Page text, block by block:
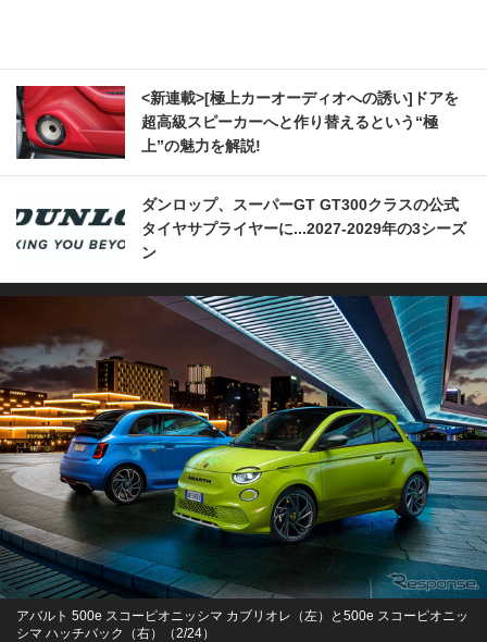
<新連載>[極上カーオーディオへの誘い]ドアを
超高級スピーカーへと作り替えるという“極
上”の魅力を解説!
ダンロップ、スーパーGT GT300クラスの公式
タイヤサプライヤーに...2027‐2029年の3シーズ
ン
アバルト 500e スコーピオニッシマ カブリオレ（左）と500e スコーピオニッ
シマ ハッチバック（右）（2/24）